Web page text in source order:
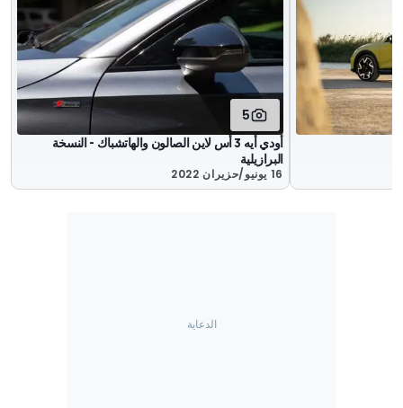
5
أودي أيه 3 أس لاين الصالون والهاتشباك - النسخة
البرازيلية
16 يونيو/حزيران 2022